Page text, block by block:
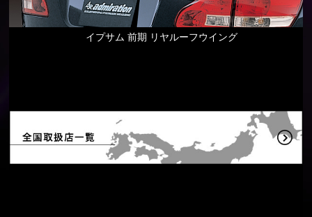
イプサム 前期 リヤルーフウイング